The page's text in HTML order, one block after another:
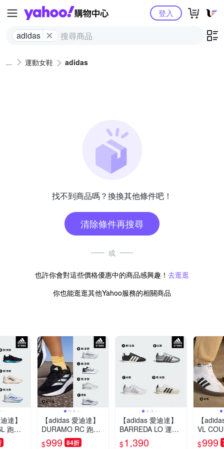
Yahoo購物中心
adidas
登入
運動女鞋 adidas
找不到商品嗎？換換其他條件吧！
清除條件再搜尋
或
也許你會對這些價格優惠中的商品感興趣！ 去逛逛
你也能逛逛其他Yahoo服務的相關商品
達】
跑鞋
男鞋/
【adidas 愛迪達】
DURAMO RC 跑鞋
慢跑鞋 運動鞋 男鞋/
$999 84折
【adidas 愛迪達】
BARREDA LO 運動
休閒鞋 薄底鞋 女鞋
$1,390
【
VL
動休閒
$999